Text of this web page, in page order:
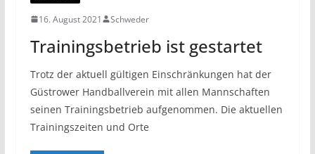
16. August 2021 Schweder
Trainingsbetrieb ist gestartet
Trotz der aktuell gültigen Einschränkungen hat der
Güstrower Handballverein mit allen Mannschaften
seinen Trainingsbetrieb aufgenommen. Die aktuellen
Trainingszeiten und Orte